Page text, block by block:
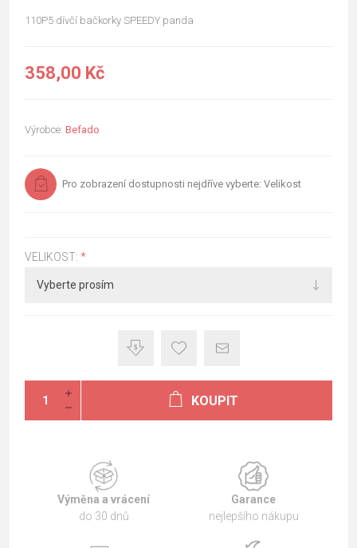
110P5 dívčí bačkorky SPEEDY panda
358,00 Kč
Výrobce: Befado
Pro zobrazení dostupnosti nejdříve vyberte: Velikost
VELIKOST: *
KOUPIT
Výměna a vrácení
do 30 dnů
Garance
nejlepšího nákupu